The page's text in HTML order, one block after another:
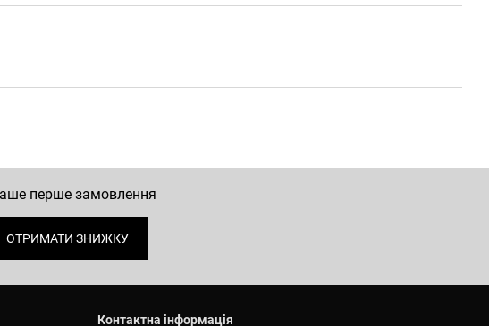
перше замовлення
ОТРИМАТИ ЗНИЖКУ
Контактна інформація